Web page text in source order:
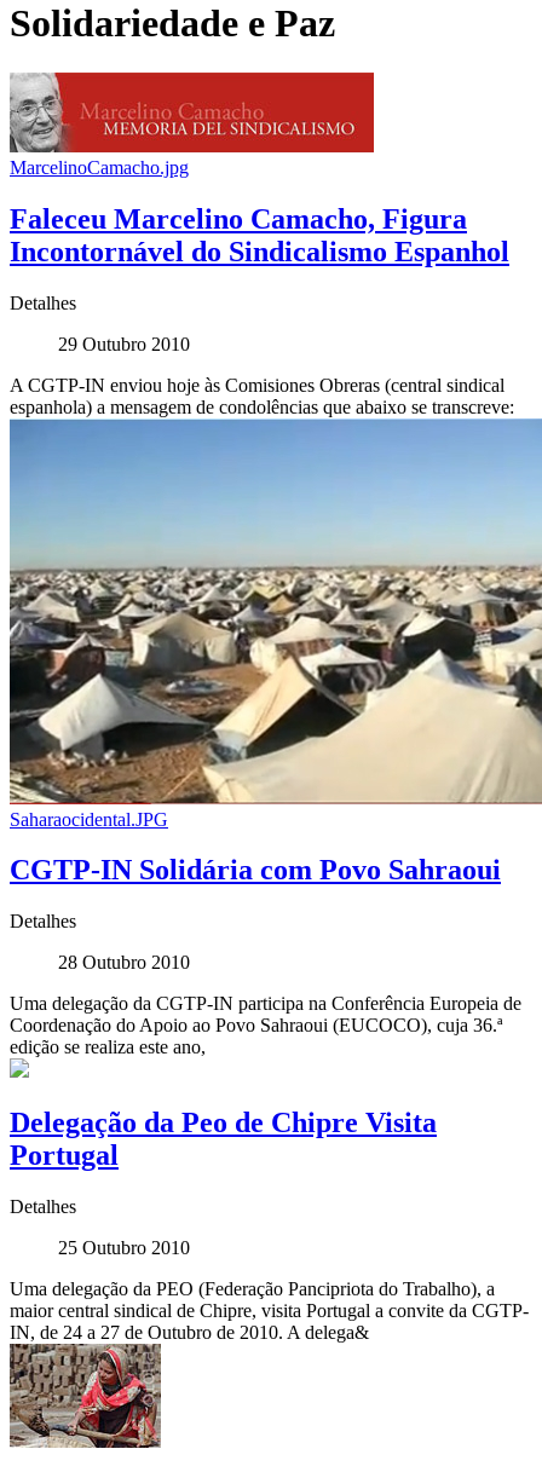
Solidariedade e Paz
MarcelinoCamacho.jpg
Faleceu Marcelino Camacho, Figura
Incontornável do Sindicalismo Espanhol
Detalhes
29 Outubro 2010
A CGTP-IN enviou hoje às Comisiones Obreras (central sindical
espanhola) a mensagem de condolências que abaixo se transcreve:
Saharaocidental.JPG
CGTP-IN Solidária com Povo Sahraoui
Detalhes
28 Outubro 2010
Uma delegação da CGTP-IN participa na Conferência Europeia de
Coordenação do Apoio ao Povo Sahraoui (EUCOCO), cuja 36.ª
edição se realiza este ano,
Delegação da Peo de Chipre Visita
Portugal
Detalhes
25 Outubro 2010
Uma delegação da PEO (Federação Pancipriota do Trabalho), a
maior central sindical de Chipre, visita Portugal a convite da CGTP-
IN, de 24 a 27 de Outubro de 2010. A delega&